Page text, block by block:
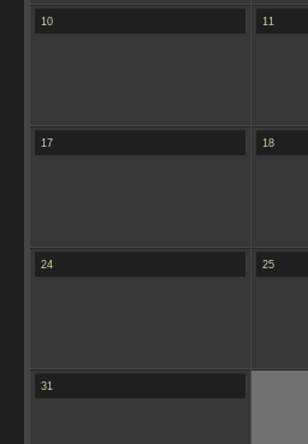
10 11
17 18
24 25
31